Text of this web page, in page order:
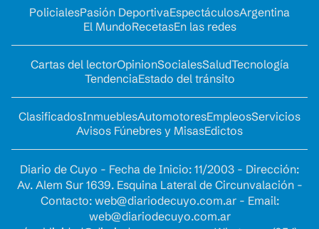
PolicialesPasión DeportivaEspectáculosArgentina
El MundoRecetasEn las redes
Cartas del lectorOpinionSocialesSaludTecnología
TendenciaEstado del tránsito
ClasificadosInmueblesAutomotoresEmpleosServicios
Avisos Fúnebres y MisasEdictos
Diario de Cuyo - Fecha de Inicio: 11/2003 - Dirección:
Av. Alem Sur 1639. Esquina Lateral de Circunvalación -
Contacto: web@diariodecuyo.com.ar- Email:
web@diariodecuyo.com.ar